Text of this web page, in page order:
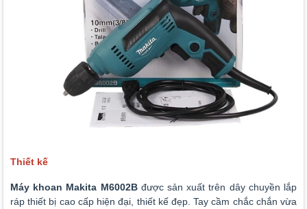
Thiết kế
Máy khoan Makita M6002B được sản xuất trên dây chuyền lắp
ráp thiết bị cao cấp hiện đại, thiết kế đẹp. Tay cầm chắc chắn vừa